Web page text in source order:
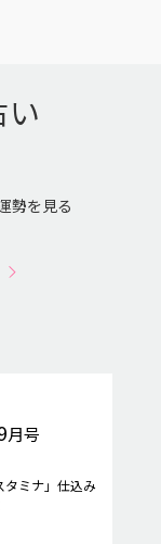
勢を見る
月号
ミナ」仕込み